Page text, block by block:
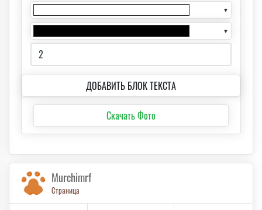
▼
▼
ДОБАВИТЬ БЛОК ТЕКСТА
Скачать Фото
Murchimrf
Страница